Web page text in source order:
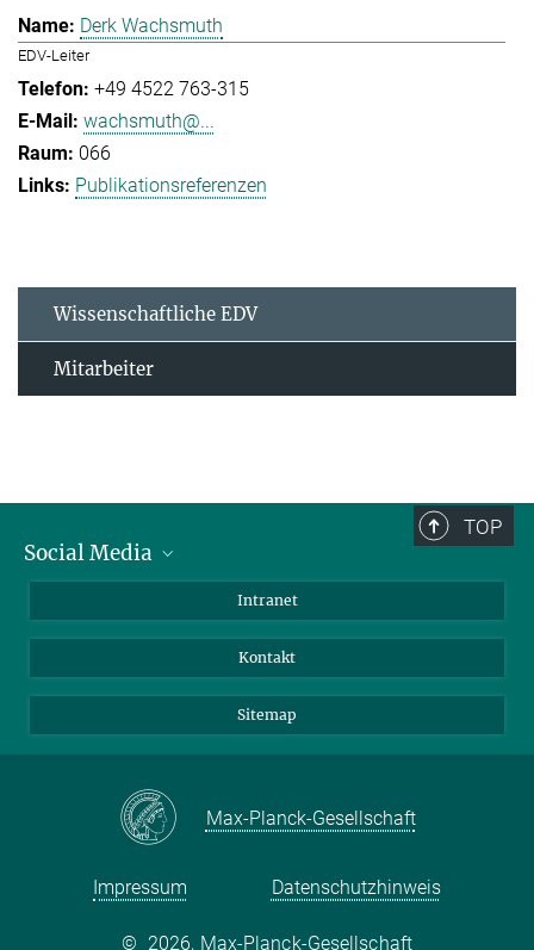
Derk Wachsmuth
EDV-Leiter
+49 4522 763-315
wachsmuth@...
066
Publikationsreferenzen
Wissenschaftliche EDV
Mitarbeiter
TOP
Social Media
Intranet
Kontakt
Sitemap
Max-Planck-Gesellschaft
Impressum Datenschutzhinweis
© 2026, Max-Planck-Gesellschaft